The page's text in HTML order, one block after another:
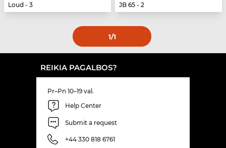
Loud - 3
JB 65 - 2
1/1
REIKIA PAGALBOS?
Pr–Pn 10–19 val.
Help Center
Submit a request
+44 330 818 6761